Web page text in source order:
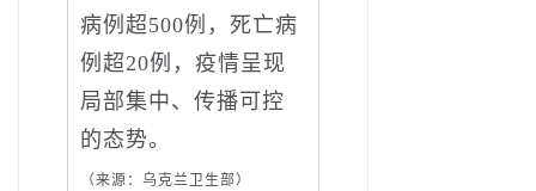
病例超500例，死亡病
例超20例，疫情呈现
局部集中、传播可控
的态势。
（来源：乌克兰卫生部）